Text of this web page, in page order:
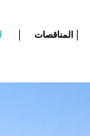
المناقصات